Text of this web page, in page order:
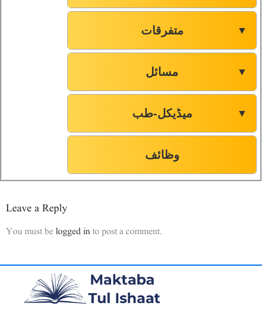
متفرقات ▼
مسائل ▼
میڈیکل-طب ▼
وظائف
Leave a Reply
You must belogged into post a comment.